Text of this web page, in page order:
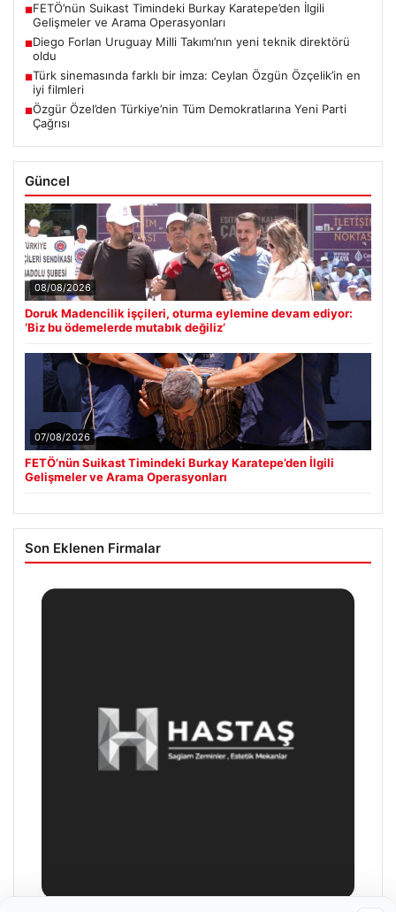
■FETÖ’nün Suikast Timindeki Burkay Karatepe’den İlgili
Gelişmeler ve Arama Operasyonları
■Diego Forlan Uruguay Milli Takımı’nın yeni teknik direktörü
oldu
■Türk sinemasında farklı bir imza: Ceylan Özgün Özçelik’in en
iyi filmleri
■Özgür Özel’den Türkiye’nin Tüm Demokratlarına Yeni Parti
Çağrısı
Güncel
08/08/2026
Doruk Madencilik işçileri, oturma eylemine devam ediyor:
‘Biz bu ödemelerde mutabık değiliz’
07/08/2026
FETÖ’nün Suikast Timindeki Burkay Karatepe’den İlgili
Gelişmeler ve Arama Operasyonları
Son Eklenen Firmalar